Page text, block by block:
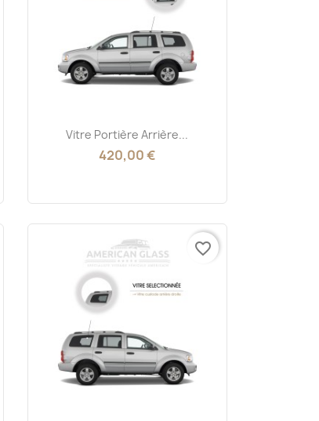
 Aperçu rapide
Vitre Portière Arrière...
420,00 €
favorite_border